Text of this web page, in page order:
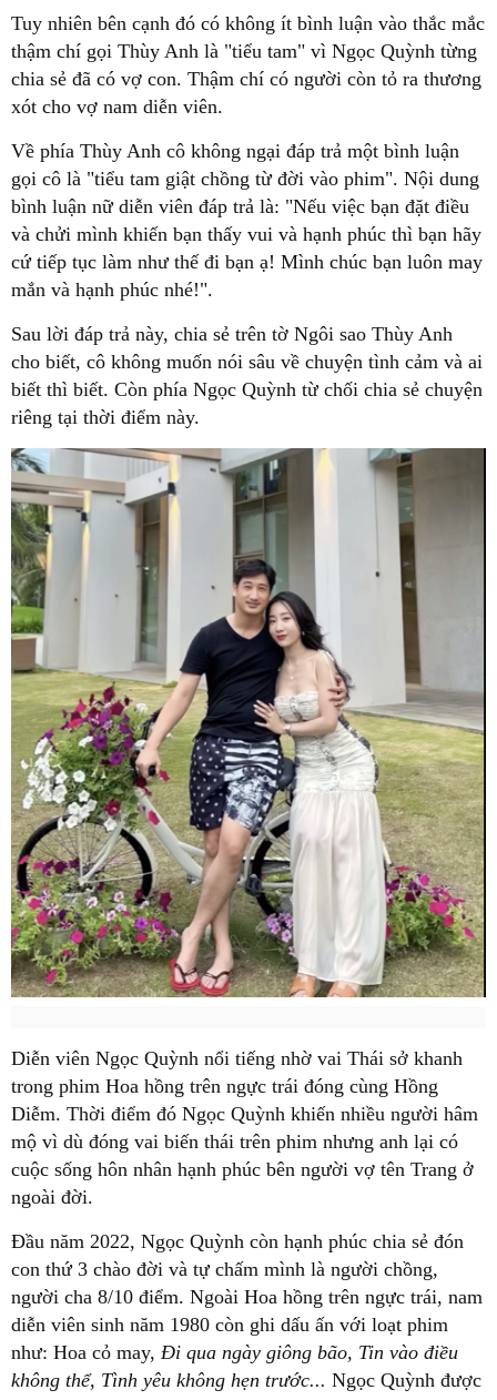
Tuy nhiên bên cạnh đó có không ít bình luận vào thắc mắc
thậm chí gọi Thùy Anh là "tiểu tam" vì Ngọc Quỳnh từng
chia sẻ đã có vợ con. Thậm chí có người còn tỏ ra thương
xót cho vợ nam diễn viên.
Về phía Thùy Anh cô không ngại đáp trả một bình luận
gọi cô là "tiểu tam giật chồng từ đời vào phim". Nội dung
bình luận nữ diễn viên đáp trả là: "Nếu việc bạn đặt điều
và chửi mình khiến bạn thấy vui và hạnh phúc thì bạn hãy
cứ tiếp tục làm như thế đi bạn ạ! Mình chúc bạn luôn may
mắn và hạnh phúc nhé!".
Sau lời đáp trả này, chia sẻ trên tờ Ngôi sao Thùy Anh
cho biết, cô không muốn nói sâu về chuyện tình cảm và ai
biết thì biết. Còn phía Ngọc Quỳnh từ chối chia sẻ chuyện
riêng tại thời điểm này.
Diễn viên Ngọc Quỳnh nổi tiếng nhờ vai Thái sở khanh
trong phim Hoa hồng trên ngực trái đóng cùng Hồng
Diễm. Thời điểm đó Ngọc Quỳnh khiến nhiều người hâm
mộ vì dù đóng vai biến thái trên phim nhưng anh lại có
cuộc sống hôn nhân hạnh phúc bên người vợ tên Trang ở
ngoài đời.
Đầu năm 2022, Ngọc Quỳnh còn hạnh phúc chia sẻ đón
con thứ 3 chào đời và tự chấm mình là người chồng,
người cha 8/10 điểm. Ngoài Hoa hồng trên ngực trái, nam
diễn viên sinh năm 1980 còn ghi dấu ấn với loạt phim
như: Hoa cỏ may, Đi qua ngày giông bão, Tin vào điều
không thể, Tình yêu không hẹn trước... Ngọc Quỳnh được